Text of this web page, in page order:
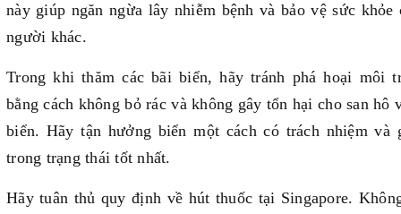
này giúp ngăn ngừa lây nhiễm bệnh và bảo vệ sức khỏe
người khác.
Trong khi thăm các bãi biển, hãy tránh phá hoại môi
bằng cách không bỏ rác và không gây tổn hại cho san hô
biển. Hãy tận hưởng biển một cách có trách nhiệm và
trong trạng thái tốt nhất.
Hãy tuân thủ quy định về hút thuốc tại Singapore.